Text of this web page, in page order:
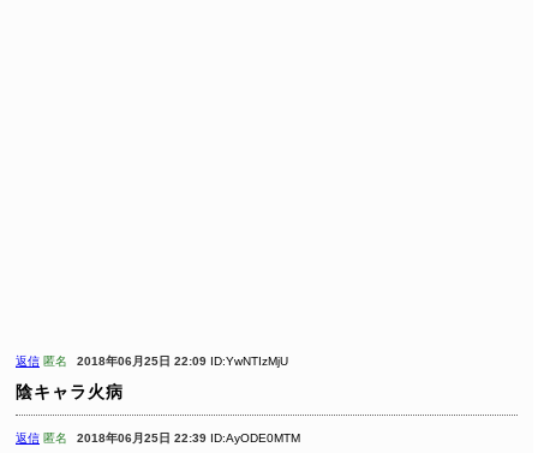
返信 匿名 2018年06月25日 22:09 ID:YwNTIzMjU
陰キャラ火病
返信 匿名 2018年06月25日 22:39 ID:AyODE0MTM